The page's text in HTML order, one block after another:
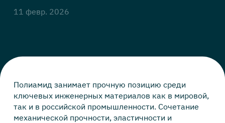
11 февр. 2026
Полиамид занимает прочную позицию среди
ключевых инженерных материалов как в мировой,
так и в российской промышленности. Сочетание
механической прочности, эластичности и